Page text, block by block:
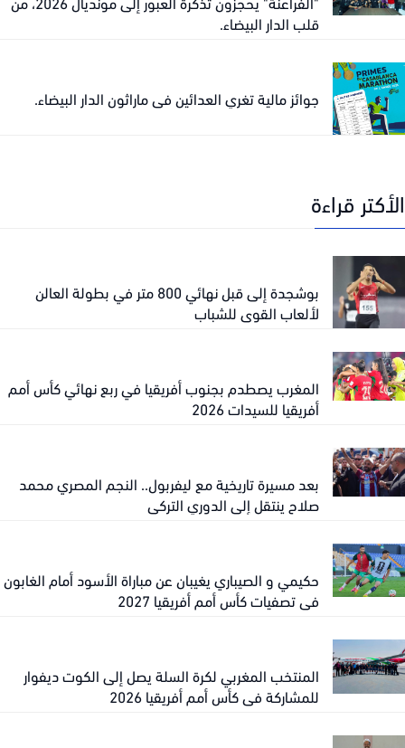
قلب الدار البيضاء.
جوائز مالية تغري العدائين في ماراثون الدار البيضاء.
قراءة
بوشجدة إلى قبل نهائي 800 متر في بطولة العالن
لألعاب القوى للشباب
المغرب يصطدم بجنوب أفريقيا في ربع نهائي كأس أمم
أفريقيا للسيدات 2026
بعد مسيرة تاريخية مع ليفربول.. النجم المصري محمد
صلاح ينتقل إلى الدوري التركي
حكيمي و الصيباري يغيبان عن مباراة الأسود أمام الغابون
في تصفيات كأس أمم أفريقيا 2027
المنتخب المغربي لكرة السلة يصل إلى الكوت ديفوار
للمشاركة في كأس أمم أفريقيا 2026